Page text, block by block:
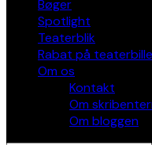
Bøger
Spotlight
Teaterblik
Rabat på
Om os
Kontakt
Om
Om bloggen